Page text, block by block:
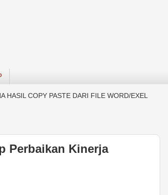
HASIL COPY PASTE DARI FILE WORD/EXEL
Perbaikan Kinerja